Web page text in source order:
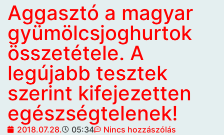
Aggasztó a magyar
gyümölcsjoghurtok
összetétele. A
legújabb tesztek
szerint kifejezetten
egészségtelenek!
2018.07.28. 05:34 Nincs hozzászólás